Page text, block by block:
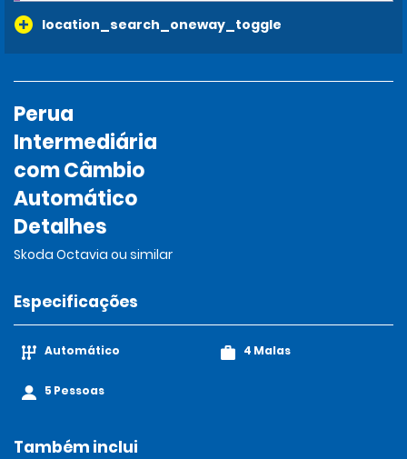
location_search_oneway_toggle
Perua
Intermediária
com Câmbio
Automático
Detalhes
Skoda Octavia ou similar
Especificações
Automático
5 Pessoas
4 Malas
Também inclui